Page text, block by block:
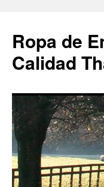
Ropa de
Calidad